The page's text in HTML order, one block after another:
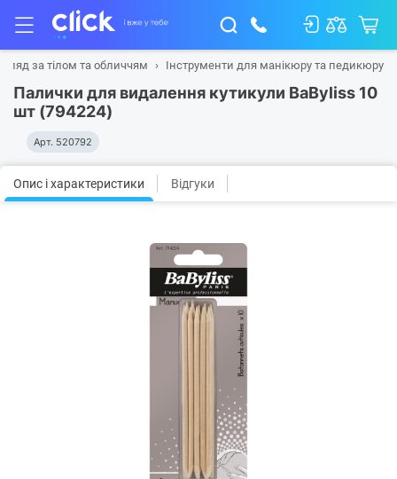
за тілом та обличчям Інструменти для манікюру та педикюру
Палички для видалення кутикули BaByliss 10
шт (794224)
Арт. 520792
Опис і характеристики Відгуки